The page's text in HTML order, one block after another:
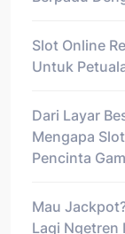
Slot Online
Untuk
Dari Layar
Mengapa
Pencinta
Mau
Lagi Ngetren